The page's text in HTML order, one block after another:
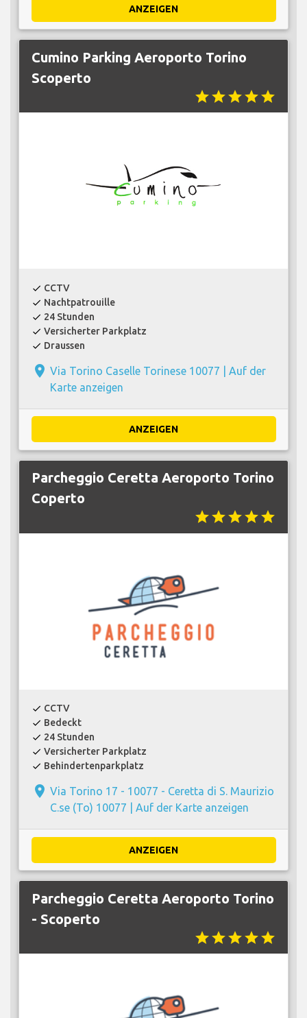
ANZEIGEN
Cumino Parking Aeroporto Torino
Scoperto
starstarstarstarstar
check CCTV
check Nachtpatrouille
check 24 Stunden
check Versicherter Parkplatz
check Draussen
place Via Torino Caselle Torinese 10077 | Auf der
Karte anzeigen
ANZEIGEN
Parcheggio Ceretta Aeroporto Torino
Coperto
starstarstarstarstar
check CCTV
check Bedeckt
check 24 Stunden
check Versicherter Parkplatz
check Behindertenparkplatz
place Via Torino 17 - 10077 - Ceretta di S. Maurizio
C.se (To) 10077 | Auf der Karte anzeigen
ANZEIGEN
Parcheggio Ceretta Aeroporto Torino
- Scoperto
starstarstarstarstar